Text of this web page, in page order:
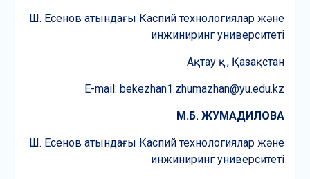
Ш. Есенов атындағы Каспий технологиялар және
инжиниринг университеті
Ақтау қ., Қазақстан
E-mail: bekezhan1.zhumazhan@yu.edu.kz
M.Б. ЖУМАДИЛОВА
Ш. Есенов атындағы Каспий технологиялар және
инжиниринг университеті